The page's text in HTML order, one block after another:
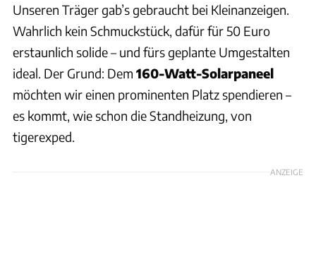
Unseren Träger gab’s gebraucht bei Kleinanzeigen.
Wahrlich kein Schmuckstück, dafür für 50 Euro
erstaunlich solide – und fürs geplante Umgestalten
ideal. Der Grund: Dem 160-Watt-Solarpaneel
möchten wir einen prominenten Platz spendieren –
es kommt, wie schon die Standheizung, von
tigerexped.
ANZEIGE